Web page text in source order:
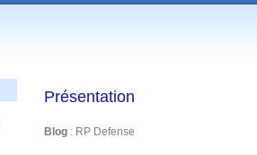
Présentation
Blog : RP Defense